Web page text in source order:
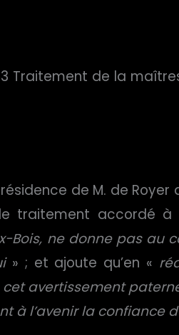
de la
de M. de
traitement accordé à
ne donne pas au
» ; et ajoute qu’en «
avertissement
à l’avenir la confiance